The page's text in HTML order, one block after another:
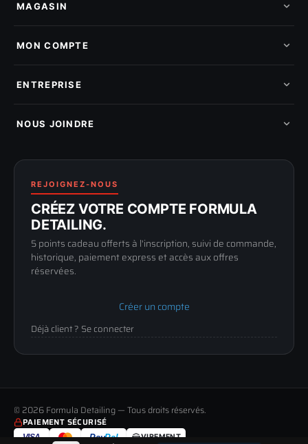
MAGASIN
Nos marques
Pads de polissage
Pièces détachées
MON COMPTE
Mes tickets SAV
Mon parrainage
Programme fidelite
ENTREPRISE
Compte pro
Politique de retour
Conditions générales
Mentions légales
Confidentialité
NOUS JOINDRE
89100 SENS
03 73 61 02 02
Lun-Ven
9h-12h / 14h-17h
REJOIGNEZ-NOUS
CRÉEZ VOTRE COMPTE FORMULA
DETAILING.
5 points cadeau offerts à l'inscription, suivi de commande,
historique, paiement express et accès aux offres
réservées.
Créer un compte
Déjà client ? Se connecter
PAIEMENT SÉCURISÉ
VISA PayPal VIREMENT
© 2026 Formula Detailing — Tous droits réservés.